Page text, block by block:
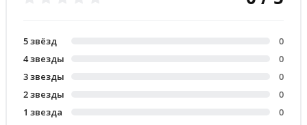
5 звёзд
0
4 звезды
0
3 звезды
0
2 звезды
0
1 звезда
0